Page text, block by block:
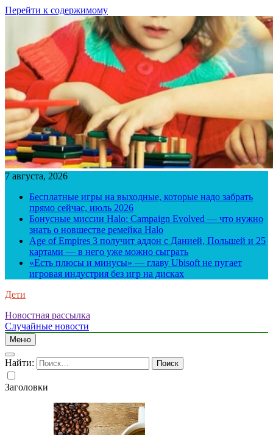
Перейти к содержимому
7 августа, 2026
Бесплатные игры на выходные, которые надо забрать
прямо сейчас, июль 2026
Бонусные миссии Halo: Campaign Evolved — что нужно
знать о новшестве ремейка Halo
Age of Empires 3 получит аддон с Данией, Польшей и 25
картами — в него уже можно сыграть
«Есть плюсы и минусы» — главу Ubisoft не пугает
игровая индустрия без игр на дисках
Дети
Новостная рассылка
Случайные новости
Меню
Найти:
Заголовки